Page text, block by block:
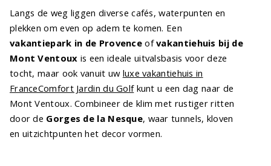
Langs de weg liggen diverse cafés, waterpunten en
plekken om even op adem te komen. Een
vakantiepark in de Provence ofvakantiehuis bij de
Mont Ventoux is een ideale uitvalsbasis voor deze
tocht, maar ook vanuit uw luxe vakantiehuis in
FranceComfort Jardin du Golfkunt u een dag naar de
Mont Ventoux. Combineer de klim met rustiger ritten
door de Gorges de la Nesque, waar tunnels, kloven
en uitzichtpunten het decor vormen.